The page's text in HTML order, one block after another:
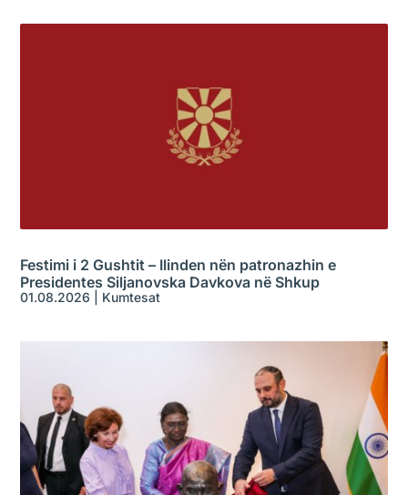
Festimi i 2 Gushtit – Ilinden nën patronazhin e
Presidentes Siljanovska Davkova në Shkup
01.08.2026 Kumtesat